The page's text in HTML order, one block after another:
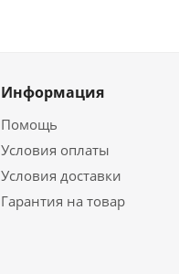
Информация
Помощь
Условия оплаты
Условия доставки
Гарантия на товар